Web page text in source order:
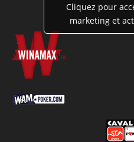
Cliquez pour
marketing et